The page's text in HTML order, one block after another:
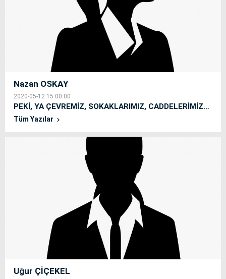
Nazan OSKAY
2020-05-12 15:00:00
PEKİ, YA ÇEVREMİZ, SOKAKLARIMIZ, CADDELERİMİZ…
Tüm Yazılar
Uğur ÇİÇEKEL